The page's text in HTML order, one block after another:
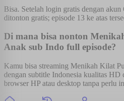
Bisa. Setelah login gratis dengan
ditonton gratis; episode 13 ke atas
Di mana bisa nonton
Anak sub Indo full episode?
Kamu bisa streaming Menikah Kilat
dengan subtitle Indonesia kualitas
browser HP atau desktop tanpa perlu